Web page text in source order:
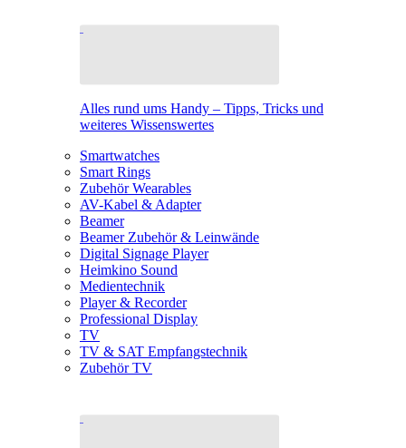
Alles rund ums Handy – Tipps, Tricks und
weiteres Wissenswertes
Smartwatches
Smart Rings
Zubehör Wearables
AV-Kabel & Adapter
Beamer
Beamer Zubehör & Leinwände
Digital Signage Player
Heimkino Sound
Medientechnik
Player & Recorder
Professional Display
TV
TV & SAT Empfangstechnik
Zubehör TV